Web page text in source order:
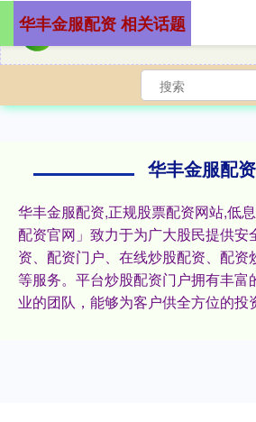
华丰金服配资
华丰金服配资,正规股票配资网站,低
配资官网」致力于为广大股民提供安
资、配资门户、在线炒股配资、配资
等服务。平台炒股配资门户拥有丰富
业的团队，能够为客户供全方位的投
华丰金服配资 相关话题